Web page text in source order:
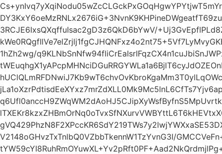
3RCJE6IxsQXqffuIsac2gD3z6QkD6bYwV/
1hZh2wg/
V2148oGHvzTxTnlbQ0VZbbTkennW1TzYvnG3I/